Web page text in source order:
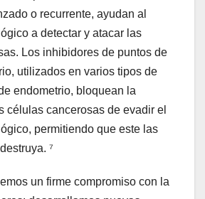
o recurrente, ayudan al
a detectar y atacar las
Los inhibidores de puntos de
utilizados en varios tipos de
endometrio, bloquean la
células cancerosas de evadir el
permitiendo que este las
⁷
un firme compromiso con la